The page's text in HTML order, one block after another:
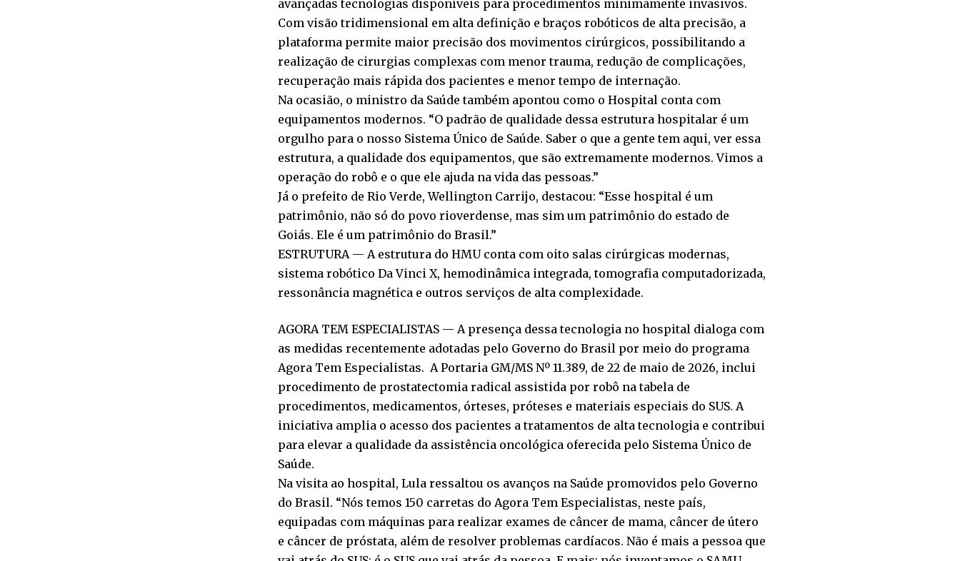
avançadas tecnologias disponíveis para procedimentos minimamente invasivos.
Com visão tridimensional em alta definição e braços robóticos de alta precisão, a
plataforma permite maior precisão dos movimentos cirúrgicos, possibilitando a
realização de cirurgias complexas com menor trauma, redução de complicações,
recuperação mais rápida dos pacientes e menor tempo de internação.
Na ocasião, o ministro da Saúde também apontou como o Hospital conta com
equipamentos modernos. “O padrão de qualidade dessa estrutura hospitalar é um
orgulho para o nosso Sistema Único de Saúde. Saber o que a gente tem aqui, ver essa
estrutura, a qualidade dos equipamentos, que são extremamente modernos. Vimos a
operação do robô e o que ele ajuda na vida das pessoas.”
Já o prefeito de Rio Verde, Wellington Carrijo, destacou: “Esse hospital é um
patrimônio, não só do povo rioverdense, mas sim um patrimônio do estado de
Goiás. Ele é um patrimônio do Brasil.”
ESTRUTURA — A estrutura do HMU conta com oito salas cirúrgicas modernas,
sistema robótico Da Vinci X, hemodinâmica integrada, tomografia computadorizada,
ressonância magnética e outros serviços de alta complexidade.
AGORA TEM ESPECIALISTAS — A presença dessa tecnologia no hospital dialoga com
as medidas recentemente adotadas pelo Governo do Brasil por meio do programa
Agora Tem Especialistas. A Portaria GM/MS Nº 11.389, de 22 de maio de 2026, inclui
procedimento de prostatectomia radical assistida por robô na tabela de
procedimentos, medicamentos, órteses, próteses e materiais especiais do SUS. A
iniciativa amplia o acesso dos pacientes a tratamentos de alta tecnologia e contribui
para elevar a qualidade da assistência oncológica oferecida pelo Sistema Único de
Saúde.
Na visita ao hospital, Lula ressaltou os avanços na Saúde promovidos pelo Governo
do Brasil. “Nós temos 150 carretas do Agora Tem Especialistas, neste país,
equipadas com máquinas para realizar exames de câncer de mama, câncer de útero
e câncer de próstata, além de resolver problemas cardíacos. Não é mais a pessoa que